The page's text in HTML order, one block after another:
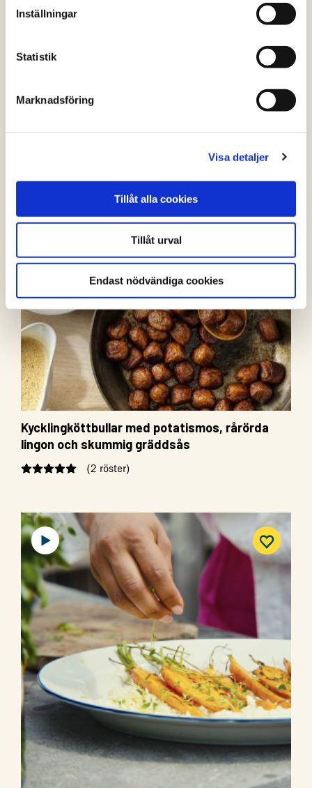
Inställningar
Statistik
Marknadsföring
Visa detaljer
Tillåt alla cookies
Tillåt urval
Endast nödvändiga cookies
Kycklingsallad med grillade grönsaker och
pistou
Kycklingköttbullar med potatismos, rårörda
lingon och skummig gräddsås
(2 röster)